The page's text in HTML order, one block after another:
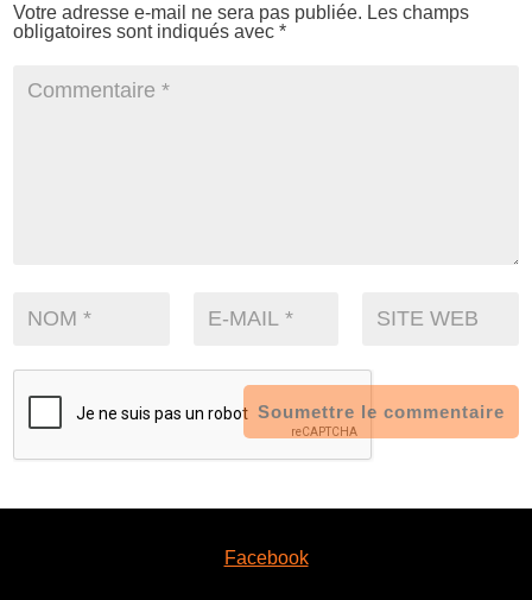
Votre adresse e-mail ne sera pas publiée. Les champs
obligatoires sont indiqués avec*
Soumettre le commentaire
Facebook